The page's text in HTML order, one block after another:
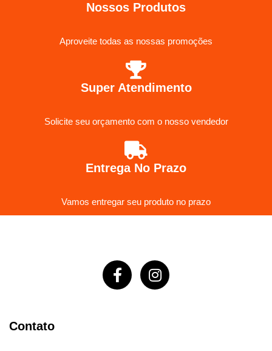
Nossos Produtos
Aproveite todas as nossas promoções
Super Atendimento
Solicite seu orçamento com o nosso vendedor
Entrega No Prazo
Vamos entregar seu produto no prazo
Contato